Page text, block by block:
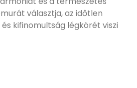
választja, az időtlen
kifinomultság légkörét viszi